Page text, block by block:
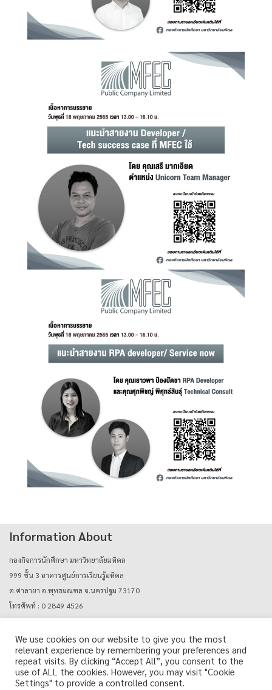
Information About
กองกิจการนักศึกษา มหาวิทยาลัยมหิดล
999 ชั้น 3 อาคารศูนย์การเรียนรู้มหิดล
ต.ศาลายา อ.พุทธมณฑล จ.นครปฐม 73170
โทรศัพท์ : 0 2849 4526
E-mail : mahidolcareers@mahidol.ac.th
Login with mu_authen
We use cookies on our website to give you the most
relevant experience by remembering your preferences and
repeat visits. By clicking “Accept All”, you consent to the
use of ALL the cookies. However, you may visit "Cookie
Settings" to provide a controlled consent.